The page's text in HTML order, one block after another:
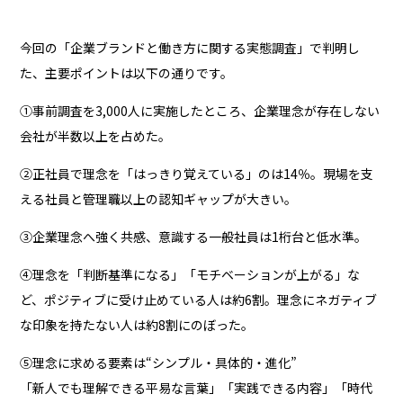
今回の「企業ブランドと働き方に関する実態調査」で判明し
た、主要ポイントは以下の通りです。
①事前調査を3,000人に実施したところ、企業理念が存在しない
会社が半数以上を占めた。
②正社員で理念を「はっきり覚えている」のは14％。現場を支
える社員と管理職以上の認知ギャップが大きい。
③企業理念へ強く共感、意識する一般社員は1桁台と低水準。
④理念を「判断基準になる」「モチベーションが上がる」な
ど、ポジティブに受け止めている人は約6割。理念にネガティブ
な印象を持たない人は約8割にのぼった。
⑤理念に求める要素は“シンプル・具体的・進化”
「新人でも理解できる平易な言葉」「実践できる内容」「時代